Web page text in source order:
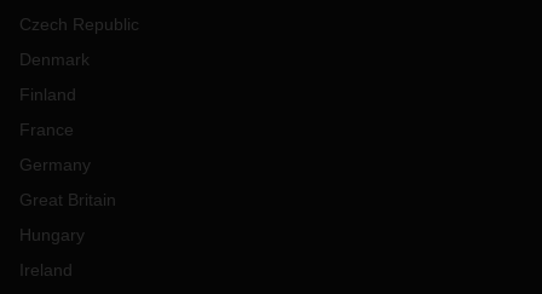
Czech Republic
Denmark
Finland
France
Germany
Great Britain
Hungary
Ireland